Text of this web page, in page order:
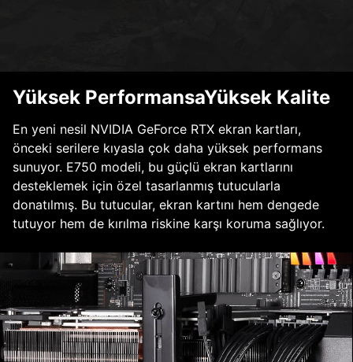
Yüksek PerformansaYüksek Kalite
En yeni nesil NVIDIA GeForce RTX ekran kartları,
önceki serilere kıyasla çok daha yüksek performans
sunuyor. E750 modeli, bu güçlü ekran kartlarını
desteklemek için özel tasarlanmış tutucularla
donatılmış. Bu tutucular, ekran kartını hem dengede
tutuyor hem de kırılma riskine karşı koruma sağlıyor.